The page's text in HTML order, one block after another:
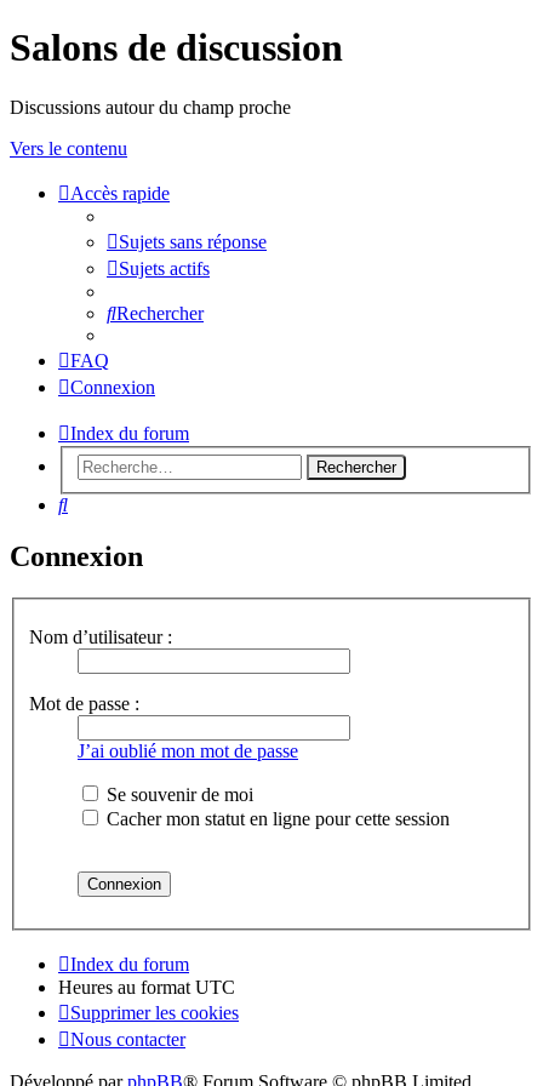
Salons de discussion
Discussions autour du champ proche
Vers le contenu
Accès rapide
Sujets sans réponse
Sujets actifs
Rechercher
FAQ
Connexion
Index du forum
Rechercher
Rechercher
Connexion
Nom d’utilisateur :
Mot de passe :
J’ai oublié mon mot de passe
Se souvenir de moi
Cacher mon statut en ligne pour cette session
Index du forum
Heures au format UTC
Supprimer les cookies
Nous contacter
Développé parphpBB® Forum Software © phpBB Limited